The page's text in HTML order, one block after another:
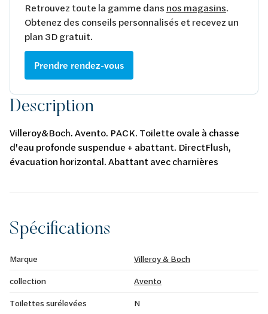
Retrouvez toute la gamme dans nos magasins.
Obtenez des conseils personnalisés et recevez un
plan 3D gratuit.
Prendre rendez-vous
Description
Villeroy&Boch. Avento. PACK. Toilette ovale à chasse
d'eau profonde suspendue + abattant. DirectFlush,
évacuation horizontal. Abattant avec charnières
raccordement à une chasse d'eau sous pression. Alpin
Spécifications
Marque
Villeroy & Boch
collection
Avento
Toilettes surélevées
N